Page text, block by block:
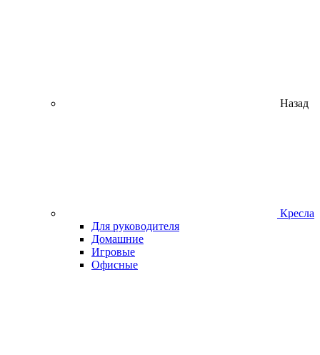
Назад
Кресла
Для руководителя
Домашние
Игровые
Офисные